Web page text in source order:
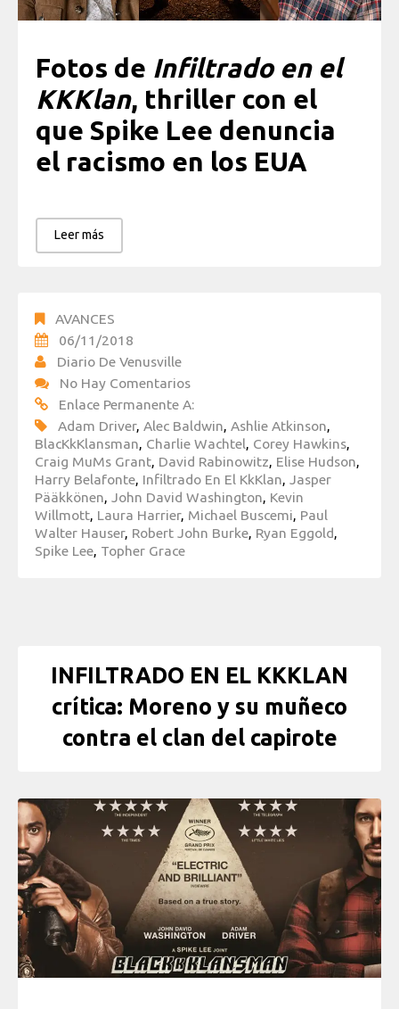
Fotos de Infiltrado en el
KKKlan, thriller con el
que Spike Lee denuncia
el racismo en los EUA
Leer más
AVANCES
06/11/2018
Diario De Venusville
No Hay Comentarios
Enlace Permanente A:
Adam Driver, Alec Baldwin, Ashlie Atkinson,
BlacKkKlansman, Charlie Wachtel, Corey Hawkins,
Craig MuMs Grant, David Rabinowitz, Elise Hudson,
Harry Belafonte, Infiltrado En El KkKlan, Jasper
Pääkkönen, John David Washington, Kevin
Willmott, Laura Harrier, Michael Buscemi, Paul
Walter Hauser, Robert John Burke, Ryan Eggold,
Spike Lee, Topher Grace
INFILTRADO EN EL KKKLAN
crítica: Moreno y su muñeco
contra el clan del capirote